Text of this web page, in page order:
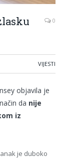
0
VIJESTI
objavila je
da nije
iz
je duboko